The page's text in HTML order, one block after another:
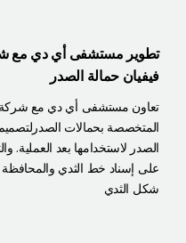
تطوير مستشفى أي دي مع
فيفيان حمالة الصدر
تعاون مستشفى أي دي مع شركة
المتخصصة بحمالات الصدر
الصدر لاستخدامها بعد العملية.
على إسناد خط الثدي
شكل الثدي